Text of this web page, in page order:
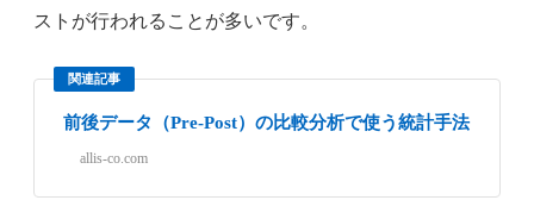
ストが行われることが多いです。
関連記事
前後データ（Pre-Post）の比較分析で使う統計手法
allis-co.com